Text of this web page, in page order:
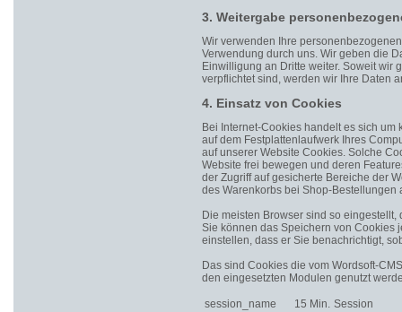
3. Weitergabe
Wir verwenden Ihre
Verwendung durch uns. Wir geben die
Einwilligung an Dritte weiter. Soweit wir
verpflichtet sind, werden wir Ihre Daten
4. Einsatz von Cookies
Bei Internet-Cookies handelt es sich
auf dem Festplattenlaufwerk Ihres
auf unserer Website Cookies. Solche
Website frei bewegen und deren
der Zugriff auf gesicherte Bereiche der
des Warenkorbs bei Shop-
Die meisten Browser sind so
Sie können das Speichern von Cookies
einstellen, dass er Sie benachrichtigt,
Das sind Cookies die vom Wordsoft-
den eingesetzten Modulen genutzt
session_name 15 Min. Session